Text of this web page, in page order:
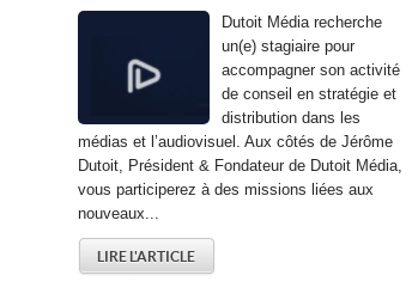
Dutoit Média recherche
un(e) stagiaire pour
accompagner son activité
de conseil en stratégie et
distribution dans les
médias et l’audiovisuel. Aux côtés de Jérôme
Dutoit, Président & Fondateur de Dutoit Média,
vous participerez à des missions liées aux
nouveaux...
LIRE L'ARTICLE